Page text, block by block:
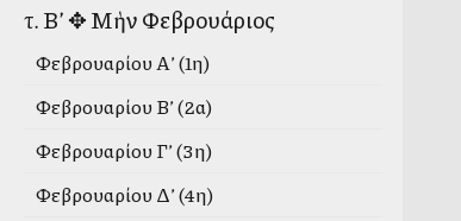
τ. Β’ ✥ Μὴν Φεβρουάριος
Φεβρουαρίου Α’ (1η)
Φεβρουαρίου Β’ (2α)
Φεβρουαρίου Γ’ (3η)
Φεβρουαρίου Δ’ (4η)